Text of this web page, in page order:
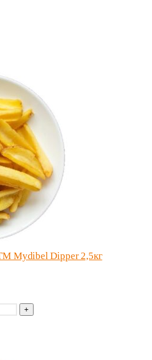
Mydibel Dipper 2,5кг
+